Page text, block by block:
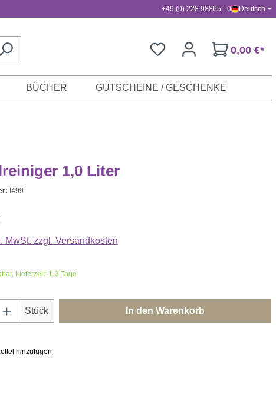
+49 (0) 228 98865 - 0 Deutsch
0,00 €*
BÜCHER GUTSCHEINE / GESCHENKE
1,0 Liter
I499
MwSt. zzgl. Versandkosten
Lieferzeit: 1-3 Tage
Anzahl: Gib den gewünschten Wert ein
Stück In den Warenkorb
hinzufügen